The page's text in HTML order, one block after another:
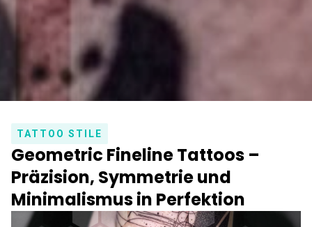
TATTOO STILE
Geometric Fineline Tattoos –
Präzision, Symmetrie und
Minimalismus in Perfektion